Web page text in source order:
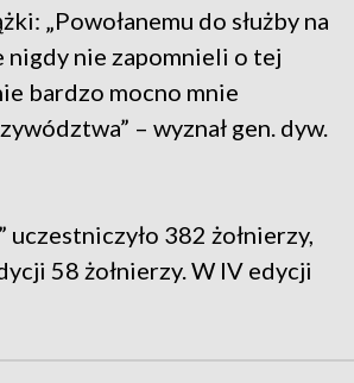
„Powołanemu do służby na
nigdy nie zapomnieli o tej
bardzo mocno mnie
– wyznał gen. dyw.
382 żołnierzy,
58 żołnierzy. W IV edycji